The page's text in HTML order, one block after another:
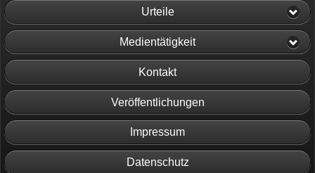
Urteile
Medientätigkeit
Kontakt
Veröffentlichungen
Impressum
Datenschutz